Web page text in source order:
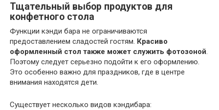
Тщательный выбор продуктов для
конфетного стола
Функции кэнди бара не ограничиваются
предоставлением сладостей гостям. Красиво
оформленный стол также может служить фотозоной.
Поэтому следует серьезно подойти к его оформлению.
Это особенно важно для праздников, где в центре
внимания находятся дети.
Существует несколько видов кэндибара: